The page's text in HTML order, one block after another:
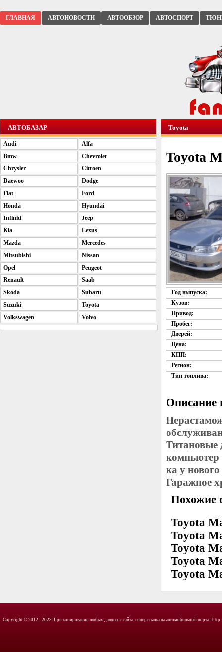
ГЛАВНАЯ АВТОНОВОСТИ АВТООБЗОР АВТОСПОРТ
Toyota
Toyota
Год выпуска:
Кузов:
Привод:
Пробег:
Дверей:
Цена:
КПП:
Регион:
Тип топлива:
Описание
Титановые
ка у
Гаражное
Похожие
Toyota
Toyota
Toyota
Toyota
Toyota
АВТОБАЗАР
Audi
Alfa
Bmw
Chevrolet
Chrysler
Citroen
Daewoo
Dodge
Fiat
Ford
Honda
Hyundai
Infiniti
Jeep
Kia
Lexus
Mazda
Mercedes
Mitsubishi
Nissan
Opel
Peugeot
Renault
Saab
Skoda
Subaru
Suzuki
Toyota
Volkswagen
Volvo
Copyright © 2012 - 2023. При копировании любых данных с сайта, гиперссылка на автомобильный портал